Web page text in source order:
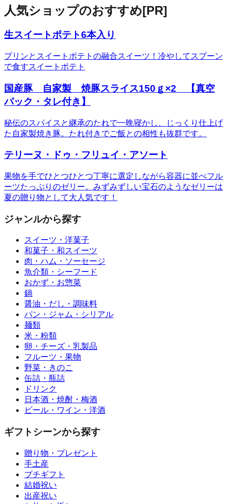
人気ショップのおすすめ[PR]
生スイートポテト6本入り
プリンとスイートポテトの融合スイーツ！冷やしてスプーン
で食すスイートポテト
国産豚 自家製 焼豚スライス150ｇ×2 【真空
パック・タレ付き】
秘伝のスパイスと継承のたれで一晩寝かし、じっくり仕上げ
た自家製焼き豚。たれ付きでご飯との相性も抜群です。
テリーヌ・ドゥ・フリュイ・アソート
果物を手でひとつひとつ丁寧に選定しながら容器に並べフル
ーツたっぷりのゼリー。みずみずしい宝石のようなゼリーは
夏の贈り物として大人気です！
ジャンルから探す
スイーツ・洋菓子
和菓子・和スイーツ
肉・ハム・ソーセージ
魚介類・シーフード
おかず・お惣菜
鍋
醤油・だし・調味料
パン・ジャム・シリアル
麺類
米・粉類
卵・チーズ・乳製品
フルーツ・果物
野菜・きのこ
缶詰・瓶詰
ドリンク
日本酒・焼酎・梅酒
ビール・ワイン・洋酒
ギフトシーンから探す
贈り物・プレゼント
手土産
プチギフト
結婚祝い
出産祝い